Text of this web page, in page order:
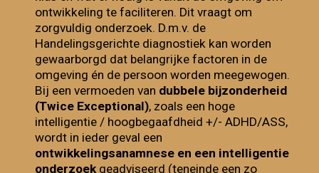
ontwikkeling te faciliteren. Dit vraagt om
zorgvuldig onderzoek. D.m.v. de
Handelingsgerichte diagnostiek kan worden
gewaarborgd dat belangrijke factoren in de
omgeving én de persoon worden meegewogen.
Bij een vermoeden van dubbele bijzonderheid
(Twice Exceptional), zoals een hoge
intelligentie / hoogbegaafdheid +/- ADHD/ASS,
wordt in ieder geval een
ontwikkelingsanamnese en een intelligentie
onderzoek geadviseerd (teneinde een zo